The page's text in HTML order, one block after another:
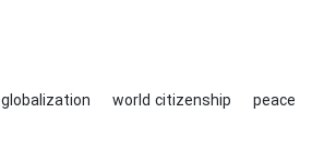
globalization world citizenship peace